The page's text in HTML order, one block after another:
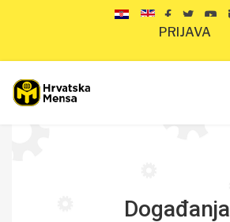
PRIJAVA
Događanja